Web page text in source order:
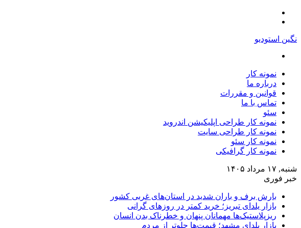
نگین استودیو
نمونه کار
درباره ما
قوانین و مقررات
تماس با ما
سئو
نمونه کار طراحی اپلیکیشن اندروید
نمونه کار طراحی سایت
نمونه کار سئو
نمونه کار گرافیکی
شنبه, ۱۷ مرداد ۱۴۰۵
خبر فوری
بارش برف و باران شدید در استان‌های غربی کشور
بازار یلدای تبریز؛ خرید کمتر در روزهای گرانی
ریزپلاستیک‌ها مهمانان پنهان و خطرناک بدن انسان
بازار یلدای مشهد؛ قیمت‌ها جلوتر از مردم